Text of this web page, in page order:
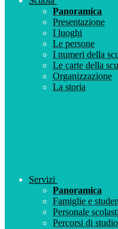
Panoramica
Presentazione
I luoghi
Le persone
I numeri della
Le carte della
Organizzazione
La storia
Servizi
Panoramica
Famiglie e
Personale
Percorsi di studio